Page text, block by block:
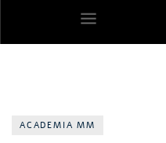
ACADEMIA MM